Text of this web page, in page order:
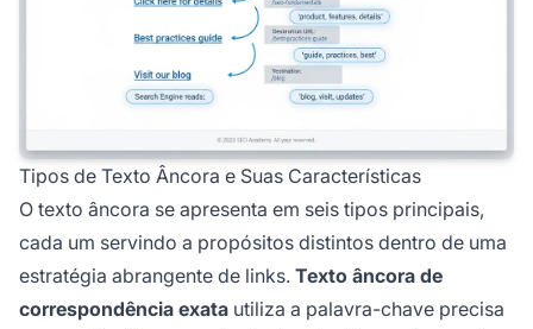
Tipos de Texto Âncora e Suas Características
O texto âncora se apresenta em seis tipos principais,
cada um servindo a propósitos distintos dentro de uma
estratégia abrangente de links. Texto âncora de
correspondência exata utiliza a palavra-chave precisa